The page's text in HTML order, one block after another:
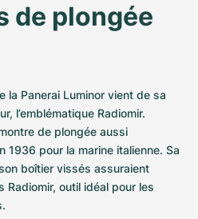
de plongée
la Panerai Luminor vient de sa
l’emblématique Radiomir.
de plongée aussi
1936 pour la marine italienne. Sa
boîtier vissés assuraient
Radiomir, outil idéal pour les